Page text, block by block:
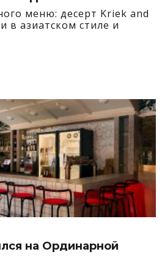
меню: десерт Kriek and
в азиатском стиле и
на Ординарной